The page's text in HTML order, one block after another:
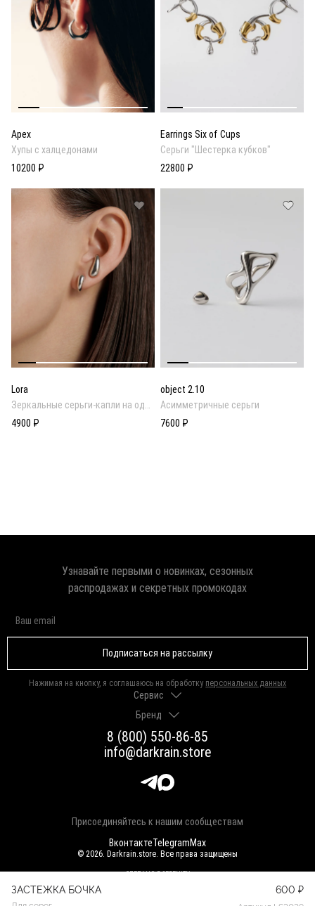
Apex
Хупы с халцедонами
10200 ₽
Earrings Six of Cups
Серьги "Шестерка кубков"
22800 ₽
Lora
Зеркальные серьги-капли на одно
ухо
4900 ₽
object 2.10
Асимметричные серьги
7600 ₽
ЗАСТЕЖКА БОЧКА 600 ₽
8 (800) 550-86-85
info@darkrain.store
Присоединяйтесь к нашим сообществам
ВконтактеTelegramMax
Сервис
Доставка и оплата
Гарантии и возврат
Как выбрать размер
Уход за украшениями
Яндекс Пэй
Долями
Бренд
О нас
Программа лояльности
Магазины
Узнавайте первыми о новинках, сезонных
распродажах и секретных промокодах
Подписаться на рассылку
Нажимая на кнопку, я соглашаюсь на обработку персональных данных
© 2026. Darkrain.store. Все права защищены
СДЕЛАНО В SERENITY